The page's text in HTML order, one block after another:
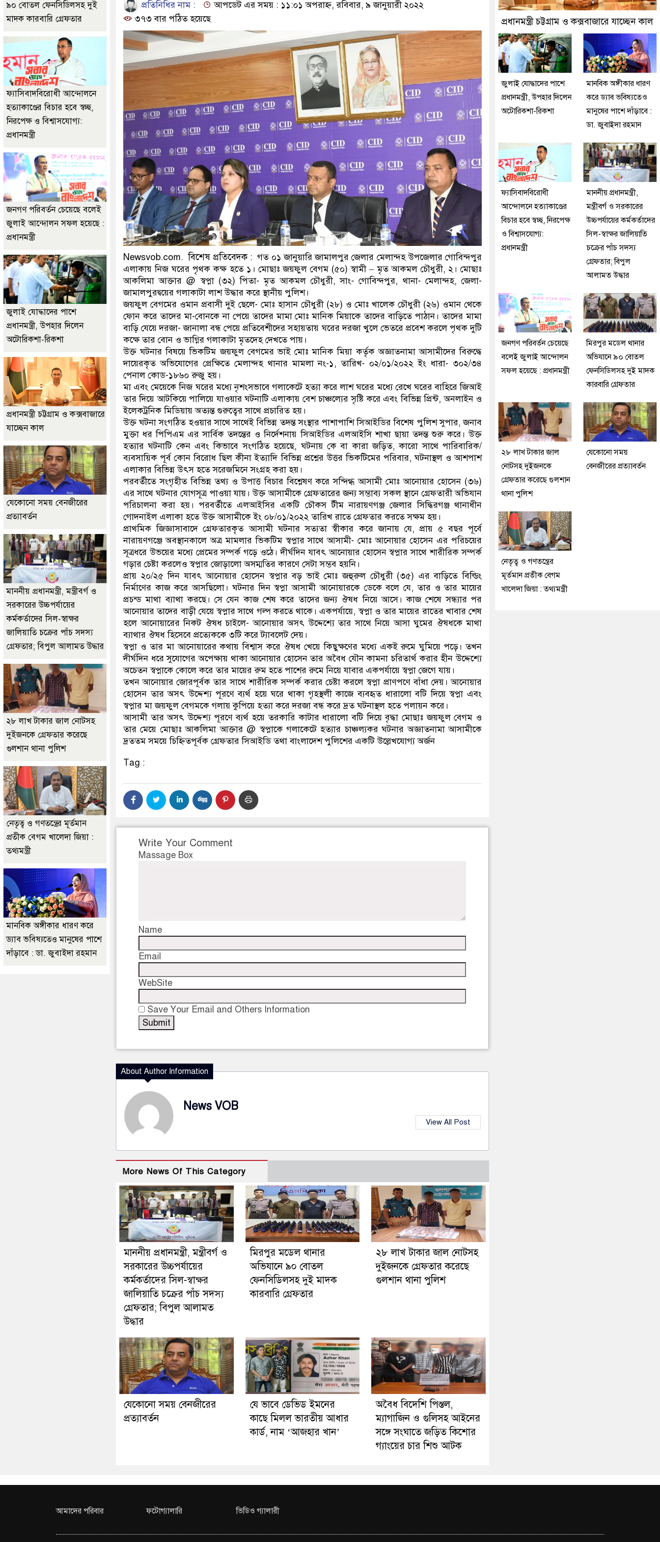
নেতৃত্ব ও গণতন্ত্রের মূর্তমান প্রতীক বেগম খালেদা জিয়া : তথ্যমন্ত্রী
প্রতিনিধির নাম :
আপডেট এর সময় : ১১:০১ অপরাহ্ন, রবিবার, ৯ জানুয়ারী ২০২২
৩৭৩ বার পঠিত হয়েছে
Newsvob.com. বিশেষ প্রতিবেদক: গত ০১ জানুয়ারি জামালপুর জেলার মেলান্দহ উপজেলার গোবিন্দপুর
এলাকায় নিজ ঘরের পৃথক কক্ষ হতে ১। মোছাঃ জয়ফুল বেগম (৫০) স্বামী – মৃত আকমল চৌধুরী, ২। মোছাঃ
আকলিমা আক্তার @ স্বপ্না (৩২) পিতা- মৃত আকমল চৌধুরী, সাং- গোবিন্দপুর, থানা- মেলান্দহ, জেলা-
জামালপুরদ্বয়ের গলাকাটা লাশ উদ্ধার করে স্থানীয় পুলিশ।
জয়ফুল বেগমের ওমান প্রবাসী দুই ছেলে- মোঃ হাসান চৌধুরী (২৮) ও মোঃ খালেক চৌধুরী (২৬) ওমান থেকে
ফোন করে তাদের মা-বোনকে না পেয়ে তাদের মামা মোঃ মানিক মিয়াকে তাদের বাড়িতে পাঠান। তাদের মামা
বাড়ি যেয়ে দরজা- জানালা বন্ধ পেয়ে প্রতিবেশীদের সহায়তায় ঘরের দরজা খুলে ভেতরে প্রবেশ করলে পৃথক দুটি
কক্ষে তার বোন ও ভাগ্নির গলাকাটা মৃতদেহ দেখতে পায়।
উক্ত ঘটনার বিষয়ে ভিকটিম জয়ফুল বেগমের ভাই মোঃ মানিক মিয়া কর্তৃক অজ্ঞাতনামা আসামীদের বিরুদ্ধে
দায়েরকৃত অভিযোগের প্রেক্ষিতে মেলান্দহ থানার মামলা নং-১, তারিখ- ০২/০১/২০২২ ইং ধারা- ৩০২/৩৪
পেনাল কোড-১৮৬০ রুজু হয়।
মা এবং মেয়েকে নিজ ঘরের মধ্যে নৃশংসভাবে গলাকেটে হত্যা করে লাশ ঘরের মধ্যে রেখে ঘরের বাহিরে জিআই
তার দিয়ে আটকিয়ে পালিয়ে যাওয়ার ঘটনাটি এলাকায় বেশ চাঞ্চল্যের সৃষ্টি করে এবং বিভিন্ন প্রিন্ট, অনলাইন ও
ইলেকট্রনিক মিডিয়ায় অত্যন্ত গুরুত্বের সাথে প্রচারিত হয়।
উক্ত ঘটনা সংগঠিত হওয়ার সাথে সাথেই বিভিন্ন তদন্ত সংস্থার পাশাপাশি সিআইডির বিশেষ পুলিশ সুপার, জনাব
মুক্তা ধর পিপিএম এর সার্বিক তদন্তের ও নির্দেশনায় সিআইডির এলআইসি শাখা ছায়া তদন্ত শুরু করে। উক্ত
হত্যার ঘটনাটি কেন এবং কিভাবে সংগঠিত হয়েছে, ঘটনায় কে বা কারা জড়িত, কারো সাথে পারিবারিক/
ব্যবসায়িক পূর্ব কোন বিরোধ ছিল কীনা ইত্যাদি বিভিন্ন প্রশ্নের উত্তর ভিকটিমের পরিবার, ঘটনাস্থল ও আশপাশ
এলাকার বিভিন্ন উৎস হতে সরেজমিনে সংগ্রহ করা হয়।
পরবর্তীতে সংগৃহীত বিভিন্ন তথ্য ও উপাত্ত বিচার বিশ্লেষণ করে সন্দিগ্ধ আসামী মোঃ আনোয়ার হোসেন (৩৬)
এর সাথে ঘটনার যোগসূত্র পাওয়া যায়। উক্ত আসামীকে গ্রেফতারের জন্য সম্ভাব্য সকল স্থানে গ্রেফতারী অভিযান
পরিচালনা করা হয়। পরবর্তীতে এলআইসির একটি চৌকস টীম নারায়ণগঞ্জ জেলার সিদ্ধিরগঞ্জ থানাধীন
গোদনাইল এলাকা হতে উক্ত আসামীকে ইং ০৮/০১/২০২২ তারিখ রাতে গ্রেফতার করতে সক্ষম হয়।
প্রাথমিক জিজ্ঞাসাবাদে গ্রেফতারকৃত আসামী ঘটনার সত্যতা স্বীকার করে জানায় যে, প্রায় ৫ বছর পূর্বে
নারায়ণগঞ্জে অবস্থানকালে অত্র মামলার ভিকটিম স্বপ্নার সাথে আসামী- মোঃ আনোয়ার হোসেন এর পরিচয়ের
সূত্রধরে উভয়ের মধ্যে প্রেমের সম্পর্ক গড়ে ওঠে। দীর্ঘদিন যাবৎ আনোয়ার হোসেন স্বপ্নার সাথে শারীরিক সম্পর্ক
গড়ার চেষ্টা করলেও স্বপ্নার জোড়ালো অসম্মতির কারণে সেটা সম্ভব হয়নি।
প্রায় ২০/২৫ দিন যাবৎ আনোয়ার হোসেন স্বপ্নার বড় ভাই মোঃ জহুরুল চৌধুরী (৩৫) এর বাড়িতে বিল্ডিং
নির্মাণের কাজ করে আসছিলো। ঘটনার দিন স্বপ্না আসামী আনোয়ারকে ডেকে বলে যে, তার ও তার মায়ের
প্রচন্ড মাথা ব্যাথা করছে। সে যেন কাজ শেষ করে তাদের জন্য ঔষধ নিয়ে আসে। কাজ শেষে সন্ধ্যার পর
আনোয়ার তাদের বাড়ী যেয়ে স্বপ্নার সাথে গল্প করতে থাকে। একপর্যায়ে, স্বপ্না ও তার মায়ের রাতের খাবার শেষ
হলে আনোয়ারের নিকট ঔষধ চাইলে- আনোয়ার অসৎ উদ্দেশ্যে তার সাথে নিয়ে আসা ঘুমের ঔষধকে মাথা
ব্যাথার ঔষধ হিসেবে প্রত্যেককে ৩টি করে ট্যাবলেট দেয়।
স্বপ্না ও তার মা আনোয়ারের কথায় বিশ্বাস করে ঔষধ খেয়ে কিছুক্ষণের মধ্যে একই রুমে ঘুমিয়ে পড়ে। তখন
দীর্ঘদিন ধরে সুযোগের অপেক্ষায় থাকা আনোয়ার হোসেন তার অবৈধ যৌন কামনা চরিতার্থ করার হীন উদ্দেশ্যে
অচেতন স্বপ্নাকে কোলে করে তার মায়ের রুম হতে পাশের রুমে নিয়ে যাবার একপর্যায়ে স্বপ্না জেগে যায়।
তখন আনোয়ার জোরপূর্বক তার সাথে শারীরিক সম্পর্ক করার চেষ্টা করলে স্বপ্না প্রাণপণে বাঁধা দেয়। আনোয়ার
হোসেন তার অসৎ উদ্দেশ্য পূরণে ব্যর্থ হয়ে ঘরে থাকা গৃহস্থলী কাজে ব্যবহৃত ধারালো বটি দিয়ে স্বপ্না এবং
স্বপ্নার মা জয়ফুল বেগমকে গলায় কুপিয়ে হত্যা করে দরজা বন্ধ করে দ্রত ঘটনাস্থল হতে পলায়ন করে।
আসামী তার অসৎ উদ্দেশ্য পূরণে ব্যর্থ হয়ে তরকারি কাটার ধারালো বটি দিয়ে বৃদ্ধা মোছাঃ জয়ফুল বেগম ও
তার মেয়ে মোছাঃ আকলিমা আক্তার @ স্বপ্নাকে গলাকেটে হত্যার চাঞ্চল্যকর ঘটনার অজ্ঞাতনামা আসামীকে
দ্রততম সময়ে চিহ্নিতপূর্বক গ্রেফতার সিআইডি তথা বাংলাদেশ পুলিশের একটি উল্লেখযোগ্য অর্জন
Tag :
Write Your Comment
Massage Box
Name
Email
WebSite
Save Your Email and Others Information
About Author Information
News VOB
View All Post
More News Of This Category
মাননীয় প্রধানমন্ত্রী, মন্ত্রীবর্গ ও
সরকারের উচ্চপর্যায়ের
কর্মকর্তাদের সিল-স্বাক্ষর
জালিয়াতি চক্রের পাঁচ সদস্য
গ্রেফতার; বিপুল আলামত
উদ্ধার
মিরপুর মডেল থানার
অভিযানে ৯০ বোতল
ফেনসিডিলসহ দুই মাদক
কারবারি গ্রেফতার
২৮ লাখ টাকার জাল নোটসহ
দুইজনকে গ্রেফতার করেছে
গুলশান থানা পুলিশ
যেকোনো সময় বেনজীরের
প্রত্যাবর্তন
যে ভাবে ডেভিড ইমনের
কাছে মিলল ভারতীয় আধার
কার্ড, নাম ‘আজহার খান’
অবৈধ বিদেশি পিস্তল,
ম্যাগাজিন ও গুলিসহ আইনের
সঙ্গে সংঘাতে জড়িত কিশোর
গ্যাংয়ের চার শিশু আটক
৯০ বোতল ফেনসিডিলসহ দুই
মাদক কারবারি গ্রেফতার
ফ্যাসিবাদবিরোধী আন্দোলনে
হত্যাকাণ্ডের বিচার হবে স্বচ্ছ,
নিরপেক্ষ ও বিশ্বাসযোগ্য:
প্রধানমন্ত্রী
জনগণ পরিবর্তন চেয়েছে বলেই
জুলাই আন্দোলন সফল হয়েছে :
প্রধানমন্ত্রী
জুলাই যোদ্ধাদের পাশে
প্রধানমন্ত্রী, উপহার দিলেন
অটোরিকশা-রিকশা
প্রধানমন্ত্রী চট্টগ্রাম ও কক্সবাজারে
যাচ্ছেন কাল
যেকোনো সময় বেনজীরের
প্রত্যাবর্তন
মাননীয় প্রধানমন্ত্রী, মন্ত্রীবর্গ ও
সরকারের উচ্চপর্যায়ের
কর্মকর্তাদের সিল-স্বাক্ষর
জালিয়াতি চক্রের পাঁচ সদস্য
গ্রেফতার; বিপুল আলামত উদ্ধার
২৮ লাখ টাকার জাল নোটসহ
দুইজনকে গ্রেফতার করেছে
গুলশান থানা পুলিশ
নেতৃত্ব ও গণতন্ত্রের মূর্তমান
প্রতীক বেগম খালেদা জিয়া :
তথ্যমন্ত্রী
মানবিক অঙ্গীকার ধারণ করে
ড্যাব ভবিষ্যতেও মানুষের পাশে
দাঁড়াবে : ডা. জুবাইদা রহমান
প্রধানমন্ত্রী চট্টগ্রাম ও কক্সবাজারে যাচ্ছেন কাল
জুলাই যোদ্ধাদের পাশে
প্রধানমন্ত্রী, উপহার দিলেন
অটোরিকশা-রিকশা
মানবিক অঙ্গীকার ধারণ
করে ড্যাব ভবিষ্যতেও
মানুষের পাশে দাঁড়াবে :
ডা. জুবাইদা রহমান
ফ্যাসিবাদবিরোধী
আন্দোলনে হত্যাকাণ্ডের
বিচার হবে স্বচ্ছ, নিরপেক্ষ
ও বিশ্বাসযোগ্য:
প্রধানমন্ত্রী
মাননীয় প্রধানমন্ত্রী,
মন্ত্রীবর্গ ও সরকারের
উচ্চপর্যায়ের কর্মকর্তাদের
সিল-স্বাক্ষর জালিয়াতি
চক্রের পাঁচ সদস্য
গ্রেফতার; বিপুল
আলামত উদ্ধার
জনগণ পরিবর্তন চেয়েছে
বলেই জুলাই আন্দোলন
সফল হয়েছে : প্রধানমন্ত্রী
মিরপুর মডেল থানার
অভিযানে ৯০ বোতল
ফেনসিডিলসহ দুই মাদক
কারবারি গ্রেফতার
২৮ লাখ টাকার জাল
নোটসহ দুইজনকে
গ্রেফতার করেছে গুলশান
থানা পুলিশ
যেকোনো সময়
বেনজীরের প্রত্যাবর্তন
নেতৃত্ব ও গণতন্ত্রের
মূর্তমান প্রতীক বেগম
খালেদা জিয়া : তথ্যমন্ত্রী
আমাদের পরিবার ফটোগ্যালারি ভিডিও গ্যালারী